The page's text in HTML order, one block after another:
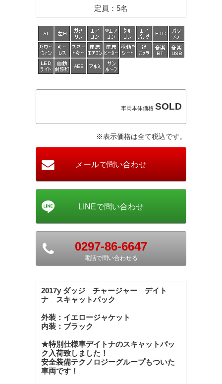
定員 ： 5名
車両本体価格 SOLD
※表示価格は全て税込です。
0297-86-6647
電話で問い合わせる
2017y ダッジ チャージャー デイト
ナ スキャットパック
外装：イエロージャケット
内装：ブラック
★特別仕様車デイトナのスキャットパッ
ク入荷致しました！
安全装備テクノロジーグループもついた
車両です！